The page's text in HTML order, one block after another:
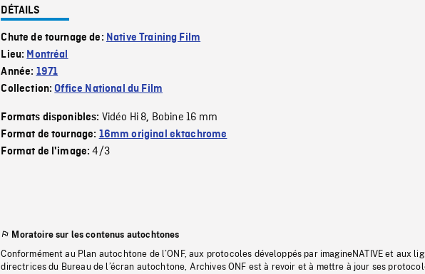
DÉTAILS
Chute de tournage de: Native Training Film
Lieu: Montréal
Année: 1971
Collection:Office National du Film
Formats disponibles: Vidéo Hi 8, Bobine 16 mm
Format de tournage: 16mm original ektachrome
Format de l'image:4/3
Moratoire sur les contenus autochtones
Conformément au Plan autochtone de l’ONF, aux protocoles développés par imagineNATIVE et aux
directrices du Bureau de l’écran autochtone, Archives ONF est à revoir et à mettre à jour ses